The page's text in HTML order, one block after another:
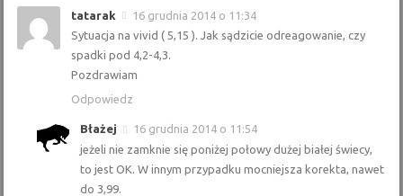
tatarak
16 grudnia 2014 o 11:34
Sytuacja na vivid ( 5,15 ). Jak sądzicie odreagowanie, czy
spadki pod 4,2-4,3.
Pozdrawiam
Odpowiedz
Błażej
16 grudnia 2014 o 11:54
jeżeli nie zamknie się poniżej połowy dużej białej świecy,
to jest OK. W innym przypadku mocniejsza korekta, nawet
do 3,99.